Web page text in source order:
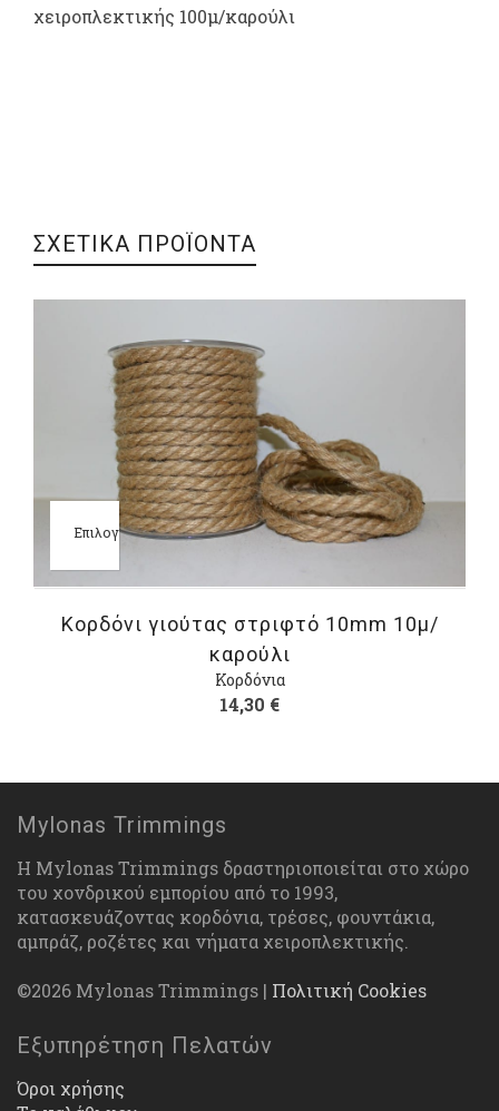
χειροπλεκτικής 100μ/καρούλι
ΣΧΕΤΙΚΑ ΠΡΟΪΟΝΤΑ
Επιλογή
Κορδόνι γιούτας στριφτό 10mm 10μ/
καρούλι
Κορδόνια
14,30 €
Mylonas Trimmings
Η Mylonas Trimmings δραστηριοποιείται στο χώρο
του χονδρικού εμπορίου από το 1993,
κατασκευάζοντας κορδόνια, τρέσες, φουντάκια,
αμπράζ, ροζέτες και νήματα χειροπλεκτικής.
©2026 Mylonas Trimmings | Πολιτική Cookies
Εξυπηρέτηση Πελατών
Όροι χρήσης